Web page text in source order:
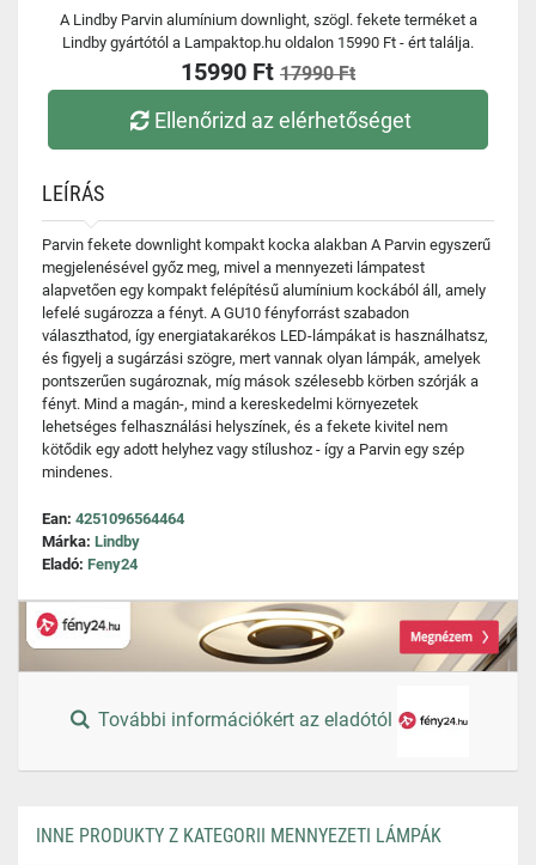
A Lindby Parvin alumínium downlight, szögl. fekete terméket a
Lindby gyártótól a Lampaktop.hu oldalon 15990 Ft - ért találja.
15990 Ft 17990 Ft
Ellenőrizd az elérhetőséget
LEÍRÁS
Parvin fekete downlight kompakt kocka alakban A Parvin egyszerű
megjelenésével győz meg, mivel a mennyezeti lámpatest
alapvetően egy kompakt felépítésű alumínium kockából áll, amely
lefelé sugározza a fényt. A GU10 fényforrást szabadon
választhatod, így energiatakarékos LED-lámpákat is használhatsz,
és figyelj a sugárzási szögre, mert vannak olyan lámpák, amelyek
pontszerűen sugároznak, míg mások szélesebb körben szórják a
fényt. Mind a magán-, mind a kereskedelmi környezetek
lehetséges felhasználási helyszínek, és a fekete kivitel nem
kötődik egy adott helyhez vagy stílushoz - így a Parvin egy szép
mindenes.
Ean: 4251096564464
Márka: Lindby
Eladó: Feny24
További információkért az eladótól
INNE PRODUKTY Z KATEGORII MENNYEZETI LÁMPÁK